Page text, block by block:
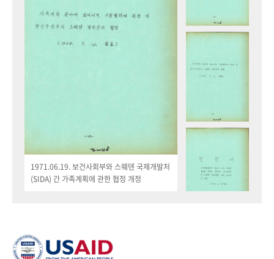
1971.06.19. 보건사회부와 스웨덴 국제개발처
(SIDA) 간 가족계획에 관한 협정 개정